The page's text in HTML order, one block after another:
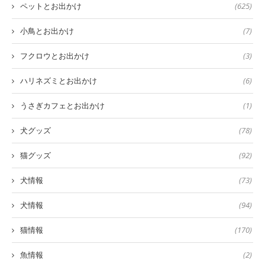
ペットとお出かけ (625)
小鳥とお出かけ (7)
フクロウとお出かけ (3)
ハリネズミとお出かけ (6)
うさぎカフェとお出かけ (1)
犬グッズ (78)
猫グッズ (92)
犬情報 (73)
犬情報 (94)
猫情報 (170)
魚情報 (2)